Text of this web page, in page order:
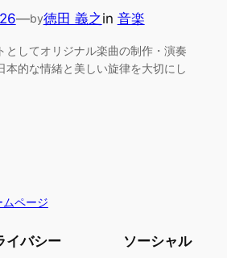
—by徳田 義之in 音楽
としてオリジナル楽曲の制作・演奏
本的な情緒と美しい旋律を大切にし
ページ
イバシー ソーシャル